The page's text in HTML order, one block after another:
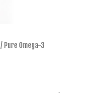
/ Pure Omega-3